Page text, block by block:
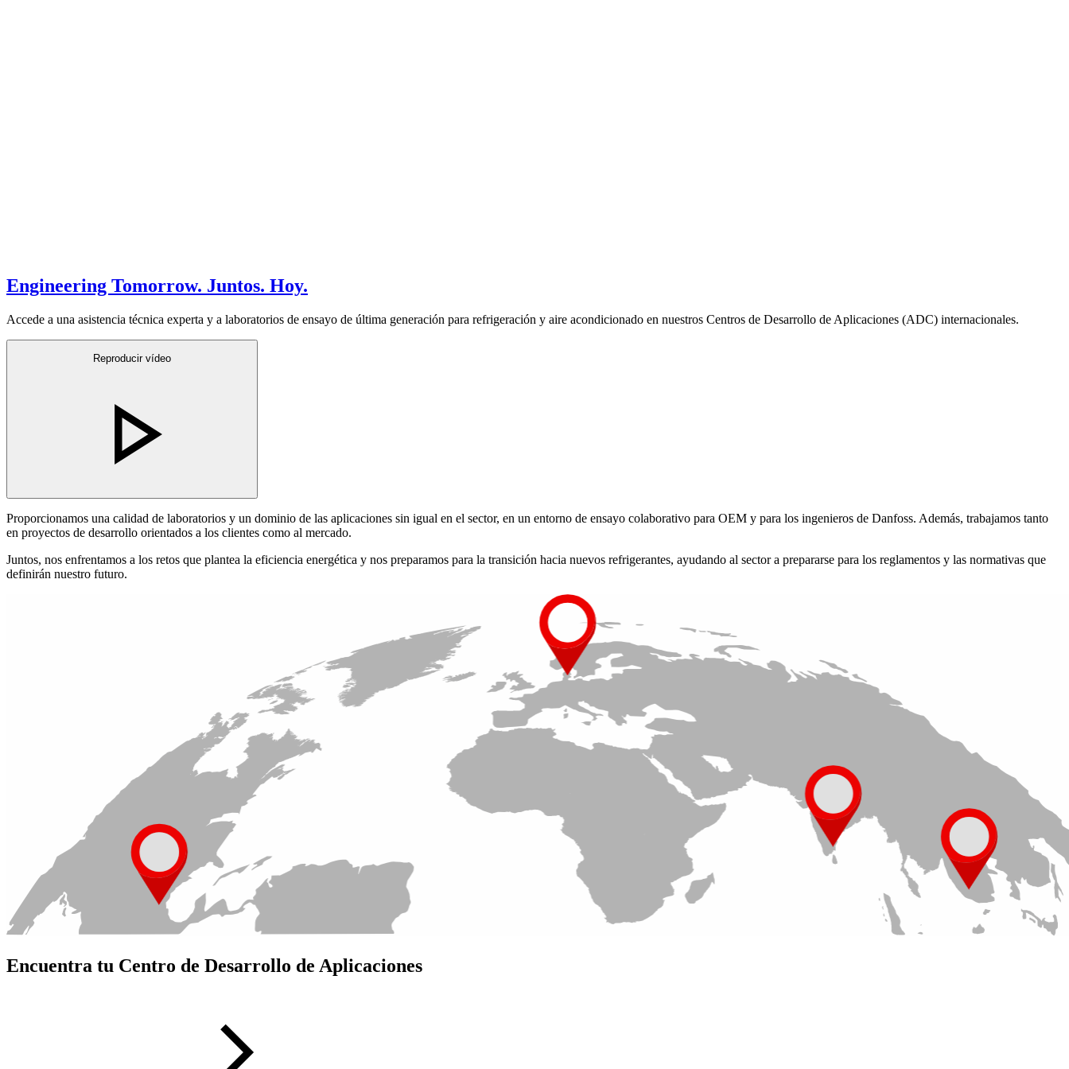
Engineering Tomorrow. Juntos. Hoy.
Accede a una asistencia técnica experta y a laboratorios de ensayo de última generación para refrigeración y aire acondicionado en nuestros Centros de Desarrollo de Aplicaciones (ADC) internacionales.
Reproducir vídeo
Proporcionamos una calidad de laboratorios y un dominio de las aplicaciones sin igual en el sector, en un entorno de ensayo colaborativo para OEM y para los ingenieros de Danfoss. Además, trabajamos tanto
en proyectos de desarrollo orientados a los clientes como al mercado.
Juntos, nos enfrentamos a los retos que plantea la eficiencia energética y nos preparamos para la transición hacia nuevos refrigerantes, ayudando al sector a prepararse para los reglamentos y las normativas que
definirán nuestro futuro.
Encuentra tu Centro de Desarrollo de Aplicaciones